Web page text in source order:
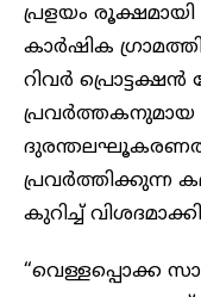
പ്രളയം
കാർഷിക
റിവർ
പ്രവർത്തകനുമായ
പ്രവർത്തിക്കുന്ന
കുറിച്ച്
“വെള്ളപ്പൊക്ക